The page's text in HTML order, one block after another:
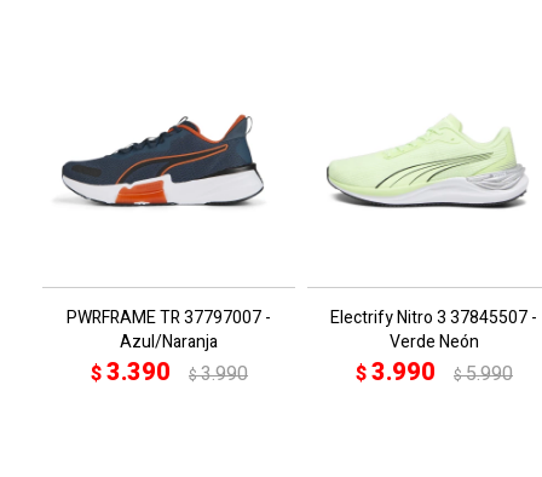
PWRFRAME TR 37797007 -
Azul/Naranja
$3.390 $3.990
Electrify Nitro 3 37845507 -
Verde Neón
$3.990 $5.990